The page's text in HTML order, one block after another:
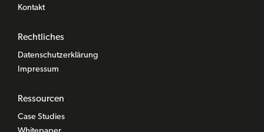
Kontakt
Rechtliches
Datenschutzerklärung
Impressum
Ressourcen
Case Studies